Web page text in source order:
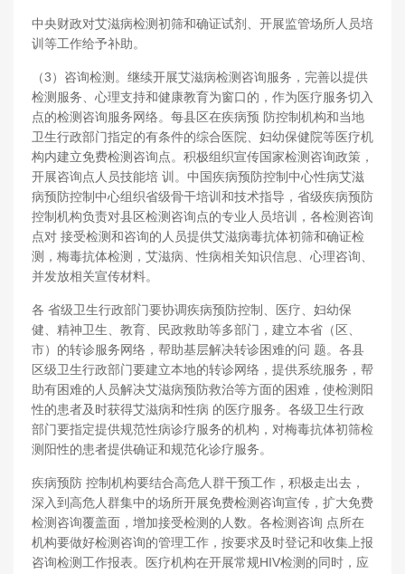
中央财政对艾滋病检测初筛和确证试剂、开展监管场所人员培
训等工作给予补助。
（3）咨询检测。继续开展艾滋病检测咨询服务，完善以提供
检测服务、心理支持和健康教育为窗口的，作为医疗服务切入
点的检测咨询服务网络。每县区在疾病预 防控制机构和当地
卫生行政部门指定的有条件的综合医院、妇幼保健院等医疗机
构内建立免费检测咨询点。积极组织宣传国家检测咨询政策，
开展咨询点人员技能培 训。中国疾病预防控制中心性病艾滋
病预防控制中心组织省级骨干培训和技术指导，省级疾病预防
控制机构负责对县区检测咨询点的专业人员培训，各检测咨询
点对 接受检测和咨询的人员提供艾滋病毒抗体初筛和确证检
测，梅毒抗体检测，艾滋病、性病相关知识信息、心理咨询、
并发放相关宣传材料。
各 省级卫生行政部门要协调疾病预防控制、医疗、妇幼保
健、精神卫生、教育、民政救助等多部门，建立本省（区、
市）的转诊服务网络，帮助基层解决转诊困难的问 题。各县
区级卫生行政部门要建立本地的转诊网络，提供系统服务，帮
助有困难的人员解决艾滋病预防救治等方面的困难，使检测阳
性的患者及时获得艾滋病和性病 的医疗服务。各级卫生行政
部门要指定提供规范性病诊疗服务的机构，对梅毒抗体初筛检
测阳性的患者提供确证和规范化诊疗服务。
疾病预防 控制机构要结合高危人群干预工作，积极走出去，
深入到高危人群集中的场所开展免费检测咨询宣传，扩大免费
检测咨询覆盖面，增加接受检测的人数。各检测咨询 点所在
机构要做好检测咨询的管理工作，按要求及时登记和收集上报
咨询检测工作报表。医疗机构在开展常规HIV检测的同时，应